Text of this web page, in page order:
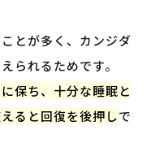
とが多く、カンジダ
られるためです。
保ち、十分な睡眠と
ると回復を後押しで